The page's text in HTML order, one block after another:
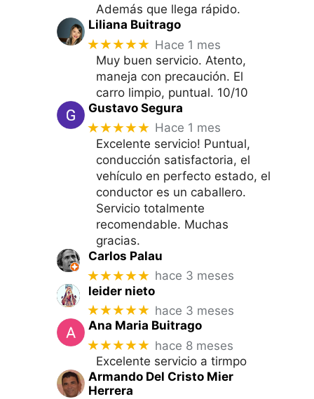
Además que llega rápido.
Liliana Buitrago
★★★★★ Hace 1 mes
Muy buen servicio. Atento,
maneja con precaución. El
carro limpio, puntual. 10/10
Gustavo Segura
★★★★★ Hace 1 mes
Excelente servicio! Puntual,
conducción satisfactoria, el
vehículo en perfecto estado, el
conductor es un caballero.
Servicio totalmente
recomendable. Muchas
gracias.
Carlos Palau
★★★★★ hace 3 meses
leider nieto
★★★★★ hace 3 meses
Ana Maria Buitrago
★★★★★ hace 8 meses
Excelente servicio a tirmpo
Armando Del Cristo Mier
Herrera